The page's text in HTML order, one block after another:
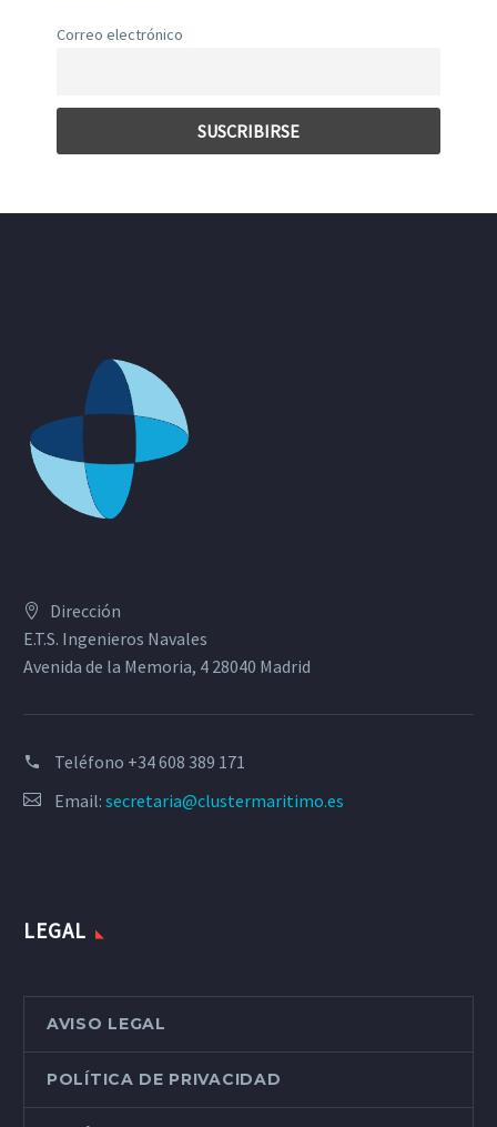
Correo electrónico
Dirección
E.T.S. Ingenieros Navales
Avenida de la Memoria, 4 28040 Madrid
Teléfono +34 608 389 171
Email: secretaria@clustermaritimo.es
LEGAL
AVISO LEGAL
POLÍTICA DE PRIVACIDAD